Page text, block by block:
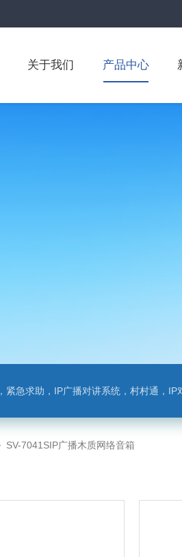
关于我们 产品中心
对讲系统，村村通，IP对讲广播，IP公共广播系统，网
SV-7041SIP广播木质网络音箱